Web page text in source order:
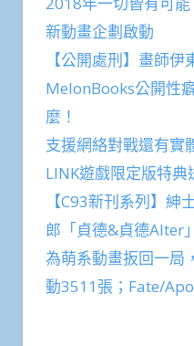
新動畫企劃啟動
【公開處刑】畫師
MelonBooks公開性
麼！
支援網絡對戰還有實
LINK遊戲限定版特典
【C93新刊系列】紳
郎「貞德&貞德Alter
為萌系動畫扳回一局
動3511張；Fate/